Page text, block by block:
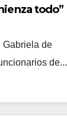
todo”
Gabriela de
de...